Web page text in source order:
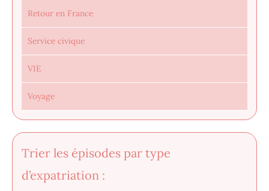
Retour en France
Service civique
VIE
Voyage
Trier les épisodes par type
d’expatriation :